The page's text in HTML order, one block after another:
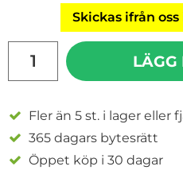
Skickas ifrån
LÄGG
Fler än 5 st. i lager eller
365 dagars bytesrätt
Öppet köp i 30 dagar